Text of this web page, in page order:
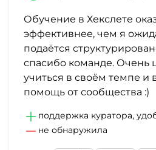
Обучение в Хекслете
эффективнее, чем я
подаётся
спасибо команде. Очень
учиться в своём темпе и
помощь от сообщества :)
поддержка куратора,
не обнаружила